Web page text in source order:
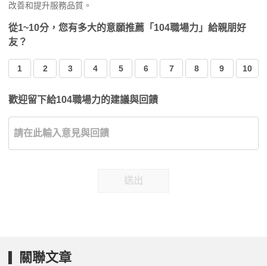
改善和提升服務品質。
從1~10分，您有多大的意願推薦「104職場力」給親朋好
友？
1 2 3 4 5 6 7 8 9 10
歡迎留下給104職場力的建議與回饋
送出
關聯文章